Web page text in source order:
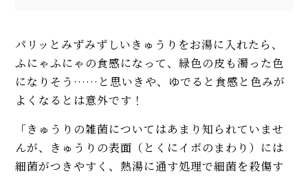
パリッとみずみずしいきゅうりをお湯に入れたら、
ふにゃふにゃの食感になって、緑色の皮も濁った色
になりそう……と思いきや、ゆでると食感と色みが
よくなるとは意外です！
「きゅうりの雑菌についてはあまり知られていませ
んが、きゅうりの表面（とくにイボのまわり）には
細菌がつきやすく、熱湯に通す処理で細菌を殺傷す